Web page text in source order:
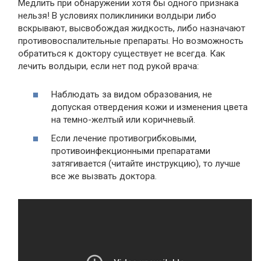
Медлить при обнаружении хотя бы одного признака
нельзя! В условиях поликлиники волдыри либо
вскрывают, высвобождая жидкость, либо назначают
противовоспалительные препараты. Но возможность
обратиться к доктору существует не всегда. Как
лечить волдыри, если нет под рукой врача:
Наблюдать за видом образования, не
допуская отвердения кожи и изменения цвета
на темно-желтый или коричневый.
Если лечение противогрибковыми,
противоинфекционными препаратами
затягивается (читайте инструкцию), то лучше
все же вызвать доктора.